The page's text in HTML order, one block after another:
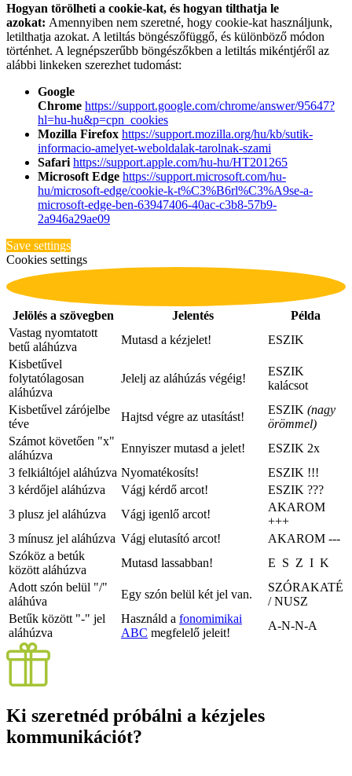
Hogyan törölheti a cookie-kat, és hogyan tilthatja le
azokat: Amennyiben nem szeretné, hogy cookie-kat használjunk,
letilthatja azokat. A letiltás böngészőfüggő, és különböző módon
történhet. A legnépszerűbb böngészőkben a letiltás mikéntjéről az
alábbi linkeken szerezhet tudomást:
Google
Chrome https://support.google.com/chrome/answer/95647?
hl=hu-hu&p=cpn_cookies
Mozilla Firefox https://support.mozilla.org/hu/kb/sutik-
informacio-amelyet-weboldalak-tarolnak-szami
Safari https://support.apple.com/hu-hu/HT201265
Microsoft Edge https://support.microsoft.com/hu-
hu/microsoft-edge/cookie-k-t%C3%B6rl%C3%A9se-a-
microsoft-edge-ben-63947406-40ac-c3b8-57b9-
2a946a29ae09
Save settings
Cookies settings
Jelölés a szövegben Jelentés
Példa
Vastag nyomtatott
betű aláhúzva
Mutasd a kézjelet!
ESZIK
Kisbetűvel
folytatólagosan
aláhúzva
Jelelj az aláhúzás végéig!
ESZIK
kalácsot
Kisbetűvel zárójelbe
téve
Hajtsd végre az utasítást!
ESZIK (nagy
örömmel)
Számot követően "x"
aláhúzva
Ennyiszer mutasd a jelet! ESZIK 2x
3 felkiáltójel aláhúzva Nyomatékosíts! ESZIK !!!
3 kérdőjel aláhúzva
Vágj kérdő arcot! ESZIK ???
3 plusz jel aláhúzva
Vágj igenlő arcot!
AKAROM
+++
3 mínusz jel aláhúzva Vágj elutasító arcot! AKAROM ---
Szóköz a betúk
között aláhúzva
Mutasd lassabban!
E S Z I K
Adott szón belül "/"
aláhúva
Egy szón belül két jel van.
SZÓRAKATÉ
/ NUSZ
Betűk között "-" jel
aláhúzva
Használd a fonomimikai
ABC megfelelő jeleit!
A-N-N-A
Ki szeretnéd próbálni a kézjeles
kommunikációt?